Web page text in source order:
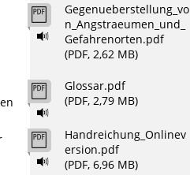
Gegenueberstellung_vo
n_Angstraeumen_und_
Gefahrenorten.pdf
(PDF, 2,62 MB)
Glossar.pdf
(PDF, 2,79 MB)
Handreichung_Onlinev
ersion.pdf
(PDF, 6,96 MB)